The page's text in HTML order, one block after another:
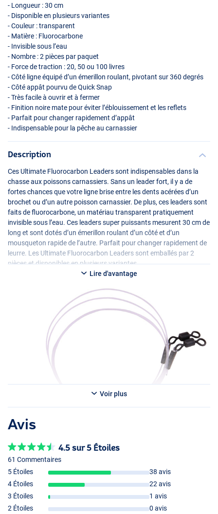
- Longueur : 30 cm
- Disponible en plusieurs variantes
- Couleur : transparent
- Matière : Fluorocarbone
- Invisible sous l’eau
- Nombre : 2 pièces par paquet
- Force de traction : 20, 50 ou 100 livres
- Côté ligne équipé d’un émerillon roulant, pivotant sur 360 degrés
- Côté appât pourvu de Quick Snap
- Très facile à ouvrir et à fermer
- Finition noire mate pour éviter l’éblouissement et les reflets
- Parfait pour changer rapidement d’appât
- Indispensable pour la pêche au carnassier
Description
Ces Ultimate Fluorocarbon Leaders sont indispensables dans la
chasse aux poissons carnassiers. Sans un leader fort, il y a de
fortes chances que votre ligne brise entre les dents acérées d’un
brochet ou d’un autre poisson carnassier. De plus, ces leaders sont
faits de fluorocarbone, un matériau transparent pratiquement
invisible sous l’eau. Ces leaders super puissants mesurent 30 cm de
long et sont dotés d’un émerillon roulant d’un côté et d’un
mousqueton rapide de l’autre. Parfait pour changer rapidement de
leurre. Les Ultimate Fluorocarbon Leaders sont emballés par 2
pièces et disponibles en plusieurs variantes.
Lire d'avantage
Voir plus
Avis
4.5 sur 5 Étoiles
61 Commentaires
5 Étoiles
38 avis
4 Étoiles
22 avis
3 Étoiles
1 avis
2 Étoiles
0 avis